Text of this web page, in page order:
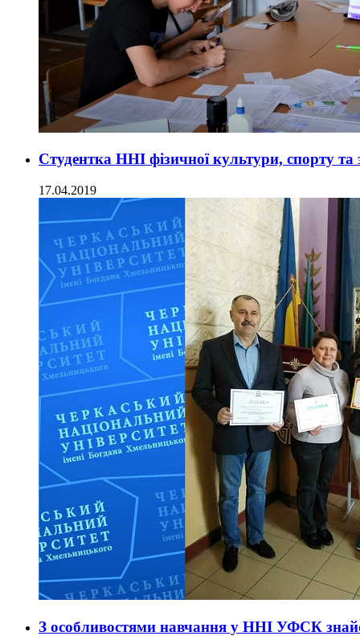
Студентка ННІ фізичної культури, спорту
17.04.2019
З особливостями навчання у ННІ УФСК